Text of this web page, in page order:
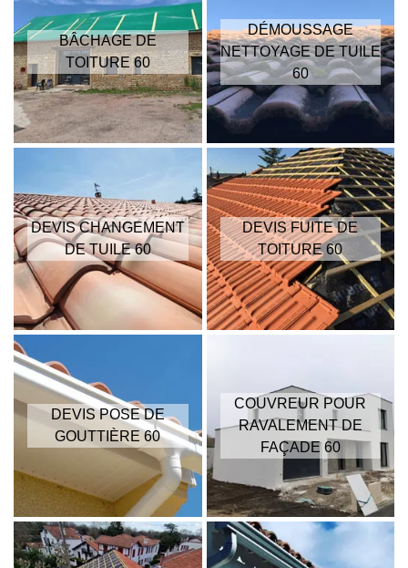
BÂCHAGE DE
TOITURE 60
DÉMOUSSAGE
NETTOYAGE DE TUILE
60
DEVIS CHANGEMENT
DE TUILE 60
DEVIS FUITE DE
TOITURE 60
DEVIS POSE DE
GOUTTIÈRE 60
COUVREUR POUR
RAVALEMENT DE
FAÇADE 60